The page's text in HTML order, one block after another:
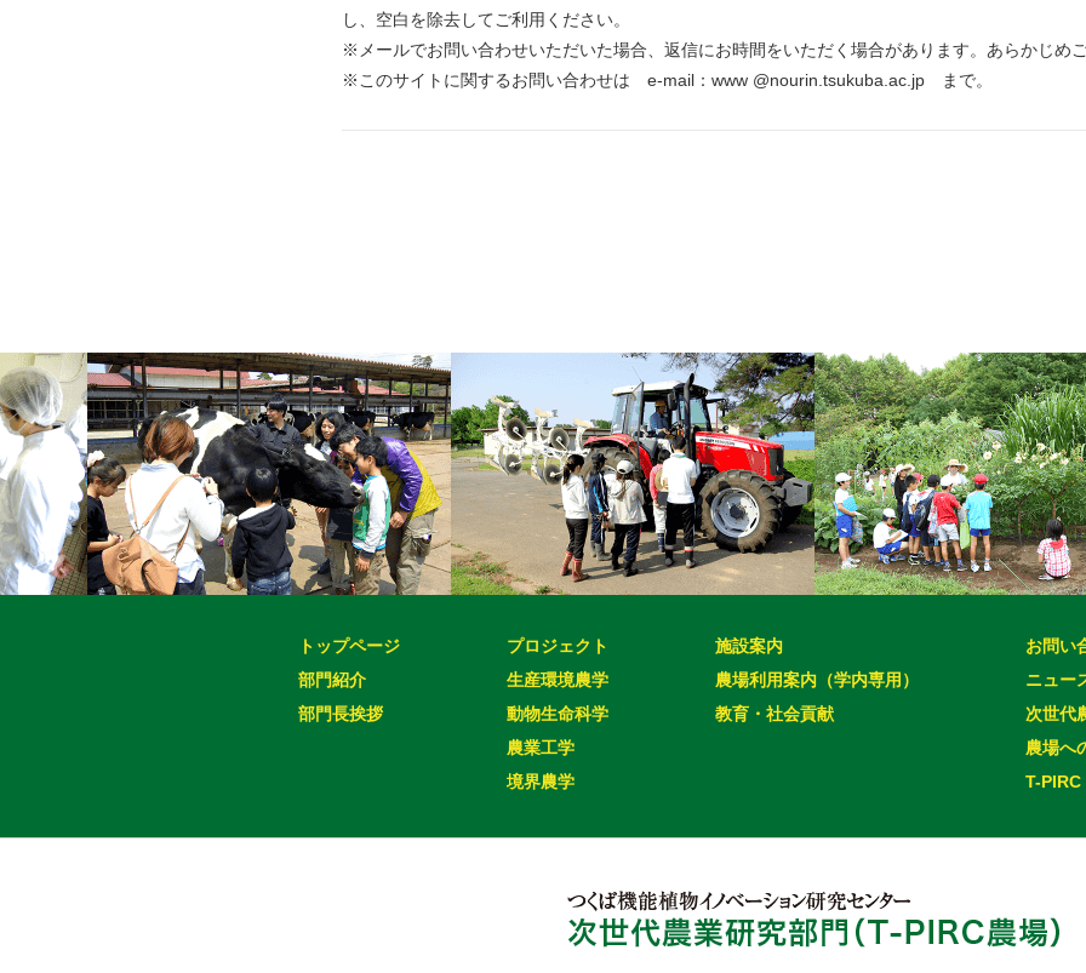
し、空白を除去してご利用ください。
※メールでお問い合わせいただいた場合、返信にお時間をいただく場合があります。あらかじめご
※このサイトに関するお問い合わせは e-mail：www @nourin.tsukuba.ac.jp まで。
トップページ
部門紹介
部門長挨拶
プロジェクト
生産環境農学
動物生命科学
農業工学
境界農学
施設案内
農場利用案内（学内専用）
教育・社会貢献
お問い
ニュー
次世代
農場へ
T-PIRC